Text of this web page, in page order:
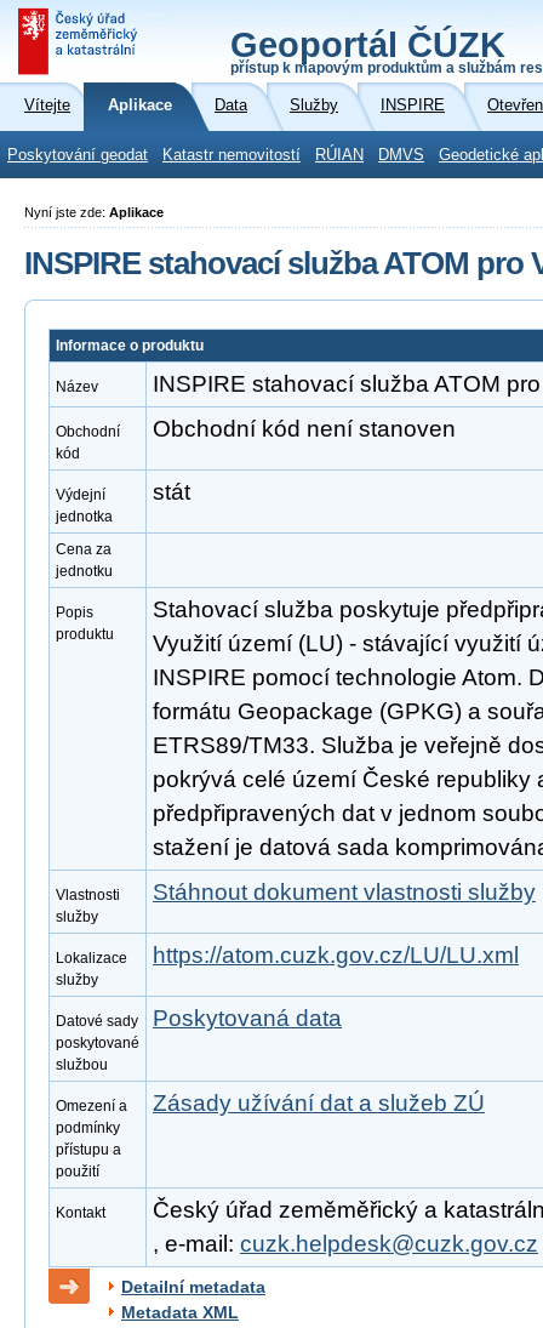
Geoportál ČÚZK
přístup k mapovým produktům a službám
Vítejte Aplikace Data Služby INSPIRE
Poskytování geodat Katastr nemovitostí RÚIAN DMVS Geodetické
Nyní jste zde: Aplikace
INSPIRE stahovací služba ATOM pro
Informace o produktu
Název INSPIRE stahovací služba ATOM
Obchodní
kód
Obchodní kód není stanoven
Výdejní
jednotka
stát
Cena za
jednotku
Popis
produktu
Stahovací služba poskytuje
Využití území (LU) - stávající využití
INSPIRE pomocí technologie Atom.
formátu Geopackage (GPKG) a
ETRS89/TM33. Služba je veřejně
pokrývá celé území České republiky
předpřipravených dat v jednom
stažení je datová sada
Vlastnosti
služby
Stáhnout dokument vlastnosti služby
Lokalizace
služby
https://atom.cuzk.gov.cz/LU/LU.xml
Datové sady
poskytované
službou
Poskytovaná data
Omezení a
podmínky
přístupu a
použití
Zásady užívání dat a služeb ZÚ
Kontakt
Český úřad zeměměřický a
, e-mail: cuzk.helpdesk@cuzk.gov.cz
Detailní metadata
Metadata XML